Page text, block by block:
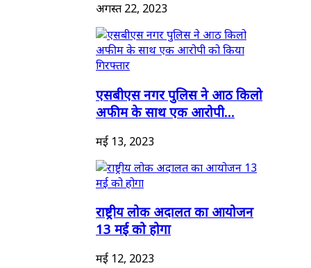
अगस्त 22, 2023
एसबीएस नगर पुलिस ने आठ किलो
अफीम के साथ एक आरोपी...
मई 13, 2023
राष्ट्रीय लोक अदालत का आयोजन
13 मई को होगा
मई 12, 2023